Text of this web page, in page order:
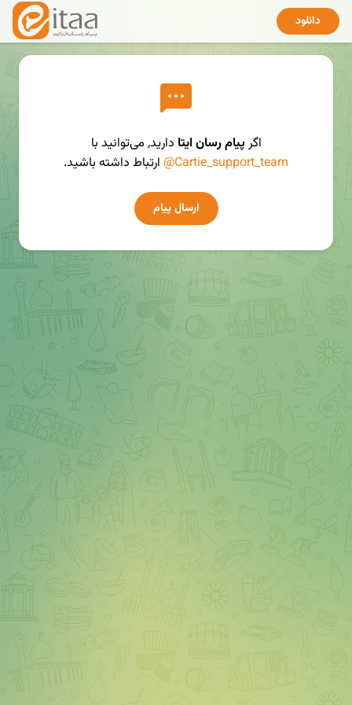
دانلود
اگر پیام رسان ایتا دارید, می‌توانید با
@Cartie_support_team ارتباط داشته باشید.
ارسال پیام